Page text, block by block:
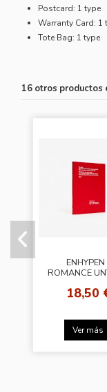
Postcard: 1 type
Warranty Card: 1
Tote Bag: 1 type
16 otros productos
ROMANCE
Random
18,50
Ver más